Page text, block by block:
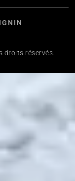
droits réservés.